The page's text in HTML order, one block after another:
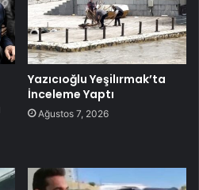
Yazıcıoğlu Yeşilırmak’ta
İnceleme Yaptı
Ağustos 7, 2026